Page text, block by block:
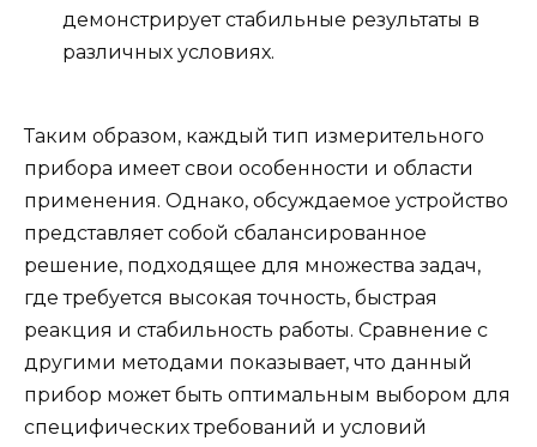
демонстрирует стабильные результаты в
различных условиях.
Таким образом, каждый тип измерительного
прибора имеет свои особенности и области
применения. Однако, обсуждаемое устройство
представляет собой сбалансированное
решение, подходящее для множества задач,
где требуется высокая точность, быстрая
реакция и стабильность работы. Сравнение с
другими методами показывает, что данный
прибор может быть оптимальным выбором для
специфических требований и условий